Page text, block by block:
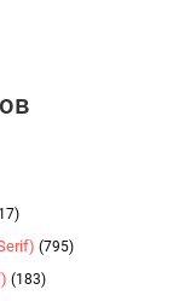
(795)
(183)